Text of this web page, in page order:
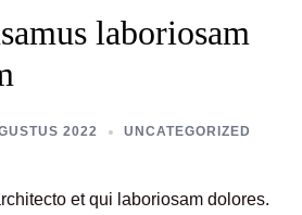
laboriosam
2022 UNCATEGORIZED
et qui laboriosam dolores.